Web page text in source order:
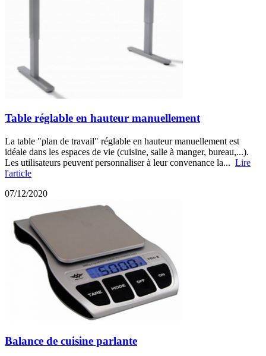
Table réglable en hauteur manuellement
La table "plan de travail" réglable en hauteur manuellement est
idéale dans les espaces de vie (cuisine, salle à manger, bureau,...).
Les utilisateurs peuvent personnaliser à leur convenance la... Lire
l'article
07/12/2020
Balance de cuisine parlante